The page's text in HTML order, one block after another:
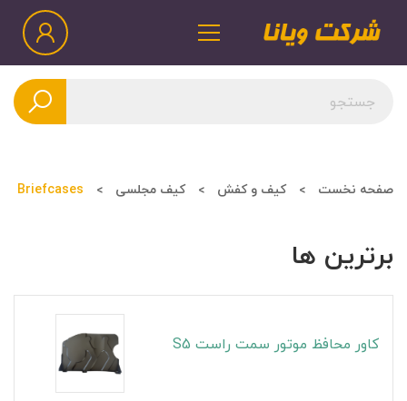
صفحه نخست کیف و کفش کیف مجلسی Briefcases
برترین ها
کاور محافظ موتور سمت راست S5